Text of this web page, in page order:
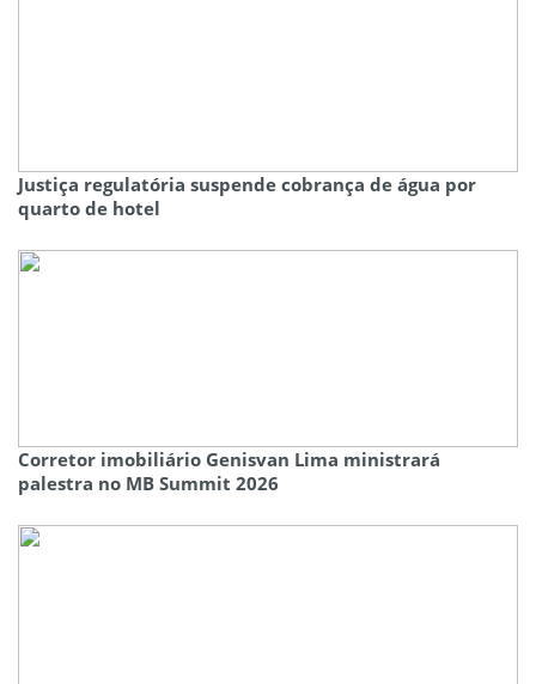
Justiça regulatória suspende cobrança de água por
quarto de hotel
Corretor imobiliário Genisvan Lima ministrará
palestra no MB Summit 2026